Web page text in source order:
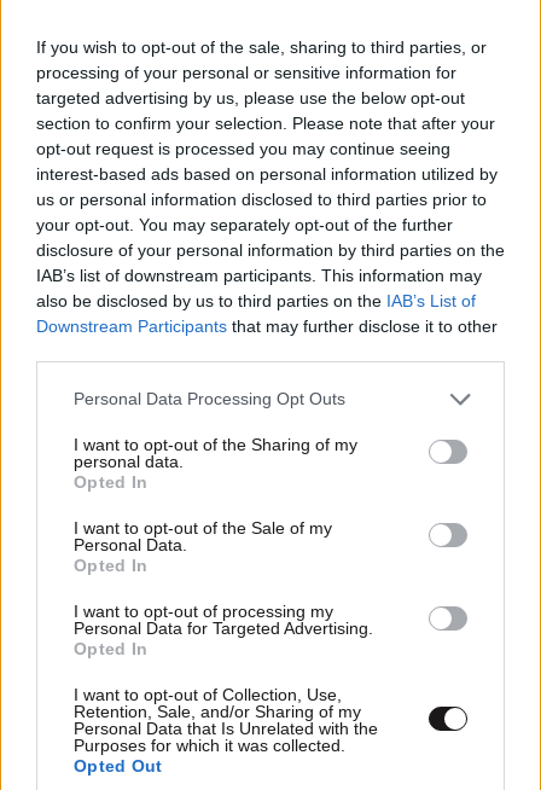
If you wish to opt-out of the sale, sharing to third parties, or
processing of your personal or sensitive information for
targeted advertising by us, please use the below opt-out
section to confirm your selection. Please note that after your
opt-out request is processed you may continue seeing
interest-based ads based on personal information utilized by
us or personal information disclosed to third parties prior to
your opt-out. You may separately opt-out of the further
disclosure of your personal information by third parties on the
IAB’s list of downstream participants. This information may
also be disclosed by us to third parties on the IAB’s List of
Downstream Participants that may further disclose it to other
Please note that this website/app uses one or more Google
not limited to your visit or usage behaviour. You may click to
grant or deny consent to Google and its third-party tags to
use your data for below specified purposes in below Google
consent section.
Personal Data Processing Opt Outs
I want to opt-out of the Sharing of my
personal data.
Opted In
I want to opt-out of the Sale of my
Personal Data.
Opted In
I want to opt-out of processing my
Personal Data for Targeted Advertising.
Opted In
I want to opt-out of Collection, Use,
Retention, Sale, and/or Sharing of my
Personal Data that Is Unrelated with the
Purposes for which it was collected.
Opted Out
TRENDING
LIFESTYLE06·08·2026 12:46